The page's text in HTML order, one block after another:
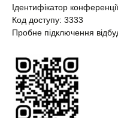
Ідентифікатор
Код доступу: 3333
Пробне підключення